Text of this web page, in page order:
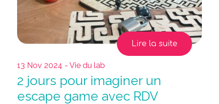
Lire la suite
13 Nov 2024 - Vie du lab
2 jours pour imaginer un
escape game avec RDV